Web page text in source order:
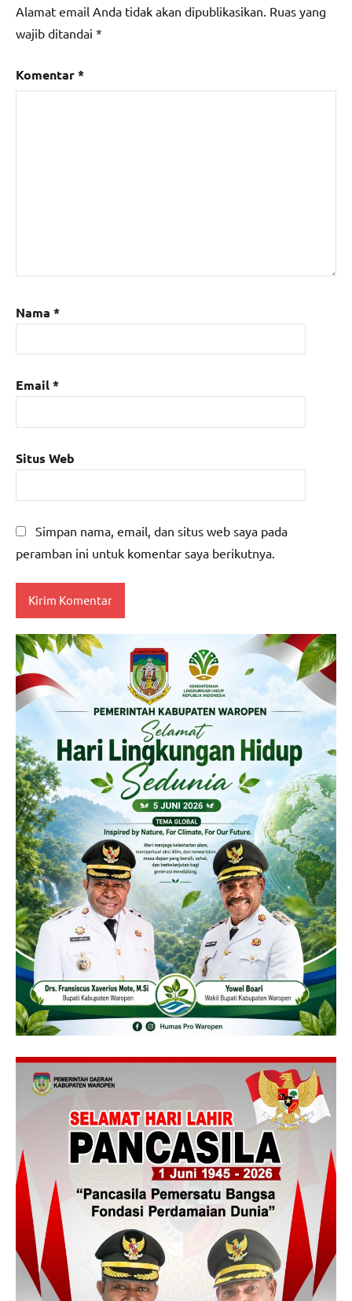
Alamat email Anda tidak akan dipublikasikan. Ruas yang
wajib ditandai *
Komentar*
Nama *
Email*
Situs Web
Simpan nama, email, dan situs web saya pada
peramban ini untuk komentar saya berikutnya.